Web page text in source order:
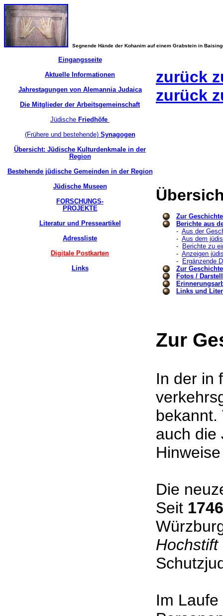
Segnende Hände der Kohanim auf einem Grabstein in
Eingangsseite
Aktuelle Informationen
Jahrestagungen von Alemannia Judaica
Die Mitglieder der Arbeitsgemeinschaft
Jüdische Friedhöfe
(Frühere und bestehende)Synagogen
Übersicht: Jüdische Kulturdenkmale in der
Region
Bestehende jüdische Gemeinden in der Region
Jüdische Museen
FORSCHUNGS-
PROJEKTE
Literatur und Presseartikel
Adressliste
Digitale Postkarten
Links
zurück
zurück
Zur
Berichte aus
- Aus der
- Aus dem
-
Berichte zu
- Anzeigen
-
Ergänzende
Zur
Fotos /
Links und
Zur
In der in
auch die
Die
Seit 1746
Im